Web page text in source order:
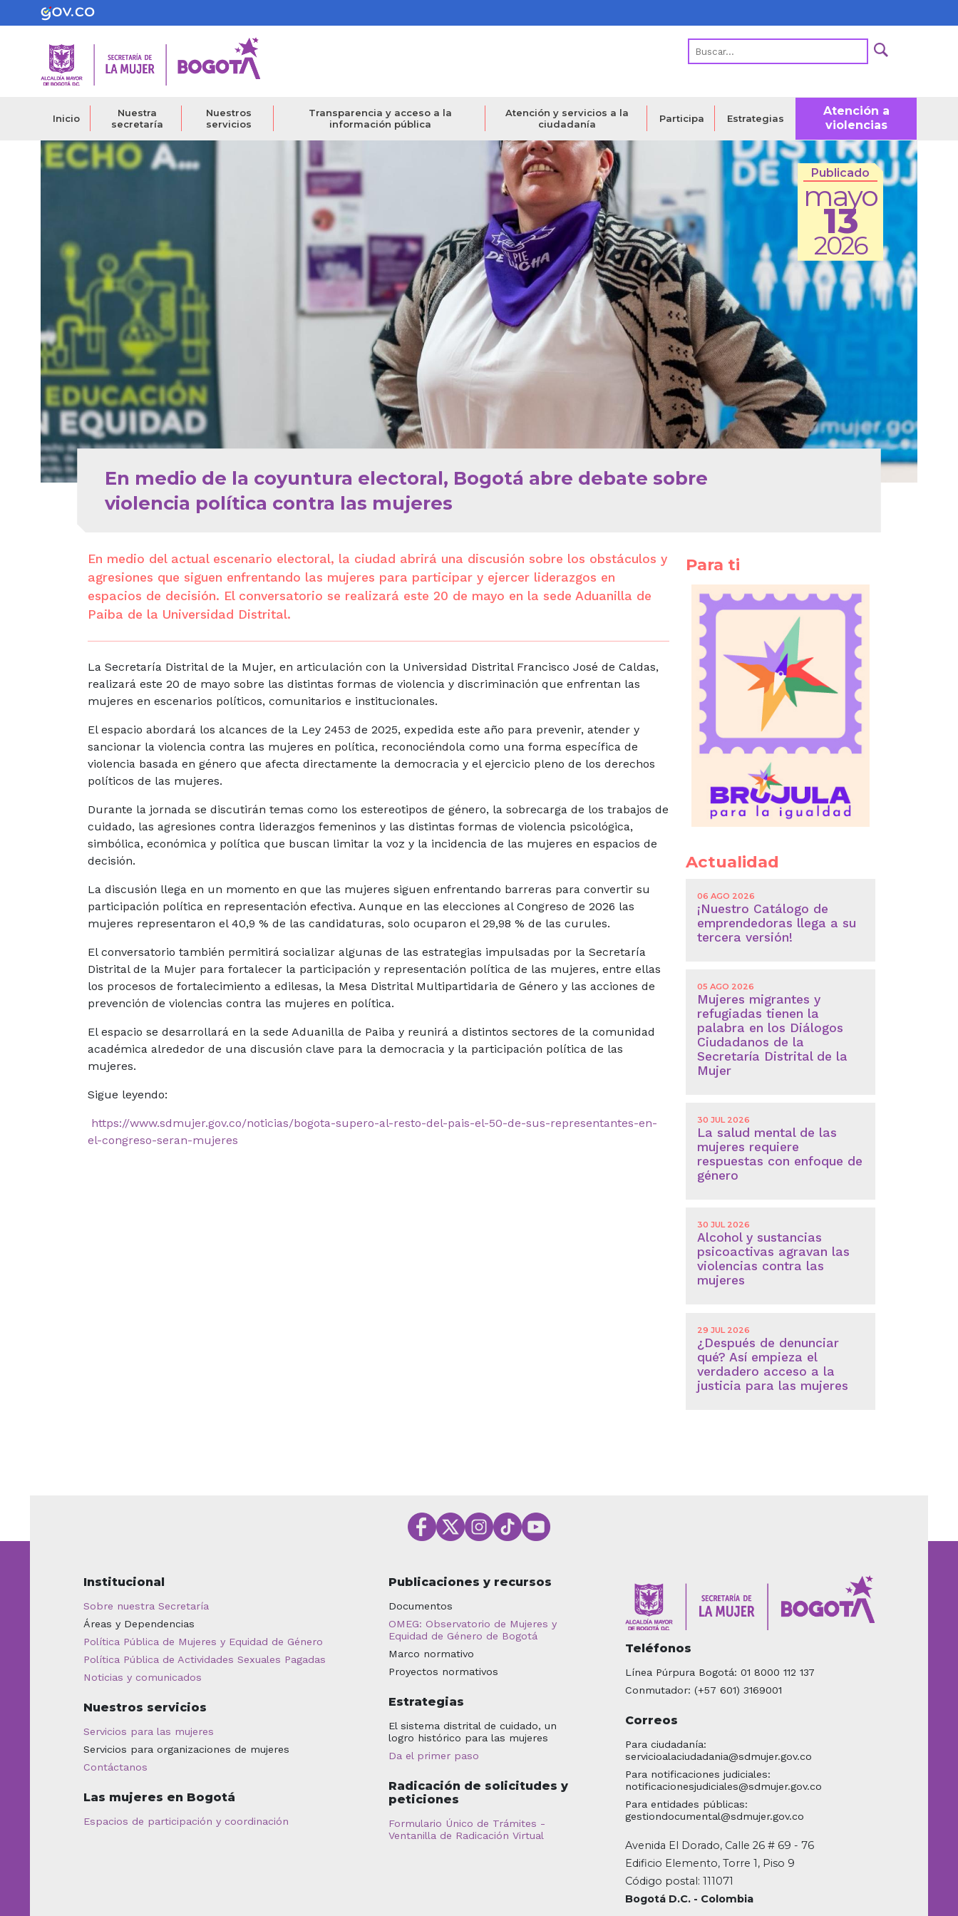
al
contenido
Inicio
Nuestra
secretaría
Nuestros
servicios
Transparencia y acceso a la
información pública
Atención y servicios a la
ciudadanía
Participa Estrategias
Atención a
violencias
Publicado
mayo
13
2026
En medio de la coyuntura electoral, Bogotá abre debate sobre
violencia política contra las mujeres
En medio del actual escenario electoral, la ciudad abrirá una discusión sobre los obstáculos y
agresiones que siguen enfrentando las mujeres para participar y ejercer liderazgos en
espacios de decisión. El conversatorio se realizará este 20 de mayo en la sede Aduanilla de
Paiba de la Universidad Distrital.
La Secretaría Distrital de la Mujer, en articulación con la Universidad Distrital Francisco José de Caldas,
realizará este 20 de mayo sobre las distintas formas de violencia y discriminación que enfrentan las
mujeres en escenarios políticos, comunitarios e institucionales.
El espacio abordará los alcances de la Ley 2453 de 2025, expedida este año para prevenir, atender y
sancionar la violencia contra las mujeres en política, reconociéndola como una forma específica de
violencia basada en género que afecta directamente la democracia y el ejercicio pleno de los derechos
políticos de las mujeres.
Durante la jornada se discutirán temas como los estereotipos de género, la sobrecarga de los trabajos de
cuidado, las agresiones contra liderazgos femeninos y las distintas formas de violencia psicológica,
simbólica, económica y política que buscan limitar la voz y la incidencia de las mujeres en espacios de
decisión.
La discusión llega en un momento en que las mujeres siguen enfrentando barreras para convertir su
participación política en representación efectiva. Aunque en las elecciones al Congreso de 2026 las
mujeres representaron el 40,9 % de las candidaturas, solo ocuparon el 29,98 % de las curules.
El conversatorio también permitirá socializar algunas de las estrategias impulsadas por la Secretaría
Distrital de la Mujer para fortalecer la participación y representación política de las mujeres, entre ellas
los procesos de fortalecimiento a edilesas, la Mesa Distrital Multipartidaria de Género y las acciones de
prevención de violencias contra las mujeres en política.
El espacio se desarrollará en la sede Aduanilla de Paiba y reunirá a distintos sectores de la comunidad
académica alrededor de una discusión clave para la democracia y la participación política de las
mujeres.
Sigue leyendo:
https://www.sdmujer.gov.co/noticias/bogota-supero-al-resto-del-pais-el-50-de-sus-representantes-en-
el-congreso-seran-mujeres
Para ti
Actualidad
06 AGO 2026
¡Nuestro Catálogo de
emprendedoras llega a su
tercera versión!
05 AGO 2026
Mujeres migrantes y
refugiadas tienen la
palabra en los Diálogos
Ciudadanos de la
Secretaría Distrital de la
Mujer
30 JUL 2026
La salud mental de las
mujeres requiere
respuestas con enfoque de
género
30 JUL 2026
Alcohol y sustancias
psicoactivas agravan las
violencias contra las
mujeres
29 JUL 2026
¿Después de denunciar
qué? Así empieza el
verdadero acceso a la
justicia para las mujeres
Institucional
Sobre nuestra Secretaría
Áreas y Dependencias
Política Pública de Mujeres y Equidad de Género
Política Pública de Actividades Sexuales Pagadas
Noticias y comunicados
Nuestros servicios
Servicios para las mujeres
Servicios para organizaciones de mujeres
Contáctanos
Las mujeres en Bogotá
Espacios de participación y coordinación
Publicaciones y recursos
Documentos
OMEG: Observatorio de Mujeres y
Equidad de Género de Bogotá
Marco normativo
Proyectos normativos
Estrategias
El sistema distrital de cuidado, un
logro histórico para las mujeres
Da el primer paso
Radicación de solicitudes y
peticiones
Formulario Único de Trámites -
Ventanilla de Radicación Virtual
Teléfonos
Línea Púrpura Bogotá: 01 8000 112 137
Conmutador: (+57 601) 3169001
Correos
Para ciudadanía:
servicioalaciudadania@sdmujer.gov.co
Para notificaciones judiciales:
notificacionesjudiciales@sdmujer.gov.co
Para entidades públicas:
gestiondocumental@sdmujer.gov.co
Avenida El Dorado, Calle 26 # 69 - 76
Edificio Elemento, Torre 1, Piso 9
Código postal: 111071
Bogotá D.C. - Colombia